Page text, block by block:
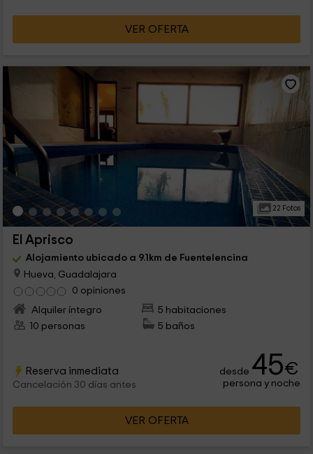
VER OFERTA
22 Fotos
El Aprisco
Alojamiento ubicado a 9.1km de Fuentelencina
Hueva, Guadalajara
0 opiniones
Alquiler íntegro
5 habitaciones
10 personas
5 baños
Reserva inmediata
Cancelación 30 días antes
desde 45€
persona y noche
VER OFERTA